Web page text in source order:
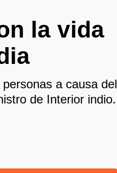
la vida
a causa del
de Interior indio.